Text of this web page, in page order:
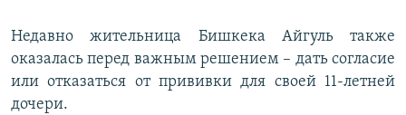
Недавно жительница Бишкека Айгуль также
оказалась перед важным решением – дать согласие
или отказаться от прививки для своей 11-летней
дочери.